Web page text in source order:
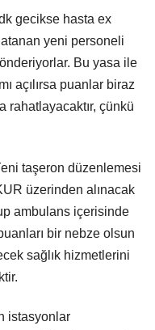
gecikse hasta ex
yeni personeli
Bu yasa ile
açılırsa puanlar biraz
rahatlayacaktır, çünkü
taşeron düzenlemesi
üzerinden alınacak
ambulans içerisinde
bir nebze olsun
sağlık hizmetlerini
istasyonlar